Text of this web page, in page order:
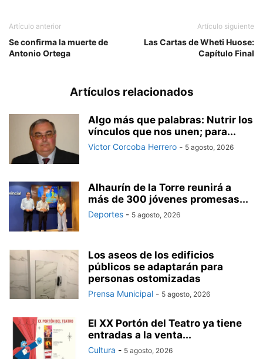
Artículo anterior
Se confirma la muerte de
Antonio Ortega
Artículo siguiente
Las Cartas de Wheti Huose:
Capítulo Final
Artículos relacionados
Algo más que palabras: Nutrir los
vínculos que nos unen; para...
Victor Corcoba Herrero - 5 agosto, 2026
Alhaurín de la Torre reunirá a
más de 300 jóvenes promesas...
Deportes - 5 agosto, 2026
Los aseos de los edificios
públicos se adaptarán para
personas ostomizadas
Prensa Municipal - 5 agosto, 2026
El XX Portón del Teatro ya tiene
entradas a la venta...
Cultura - 5 agosto, 2026